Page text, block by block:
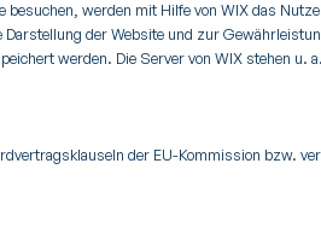
werden mit Hilfe von WIX das
der Website und zur
werden. Die Server von WIX stehen u.
der EU-Kommission bzw.